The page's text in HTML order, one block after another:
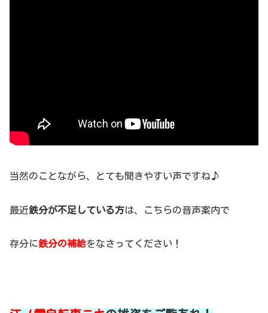
当然のことながら、とても聞きやすい声ですね♪
最近鉄分が不足している方は、こちらの音声案内で
存分に鉄分の補給をなさってください！